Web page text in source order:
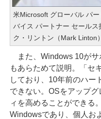
米Microsoft グローバル パ
バイス パートナー セール
ク・リントン（Mark Linton
また、Windows 10がサ
もあらためて説明。「セ
しており、10年前のハー
できない。OSをアップ
ィを高めることができる
Windowsであり、個人お